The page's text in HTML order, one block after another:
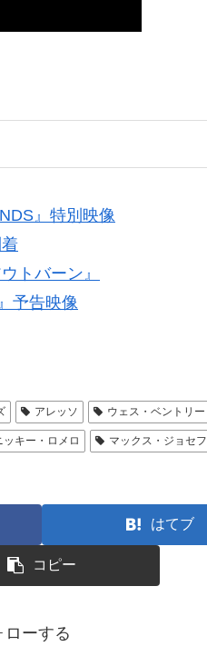
』特別映像
トバーン』
予告映像
アレッソ ウェス・ベントリー
ッキー・ロメロ マックス・ジョセフ
はてブ
コピー
ローする